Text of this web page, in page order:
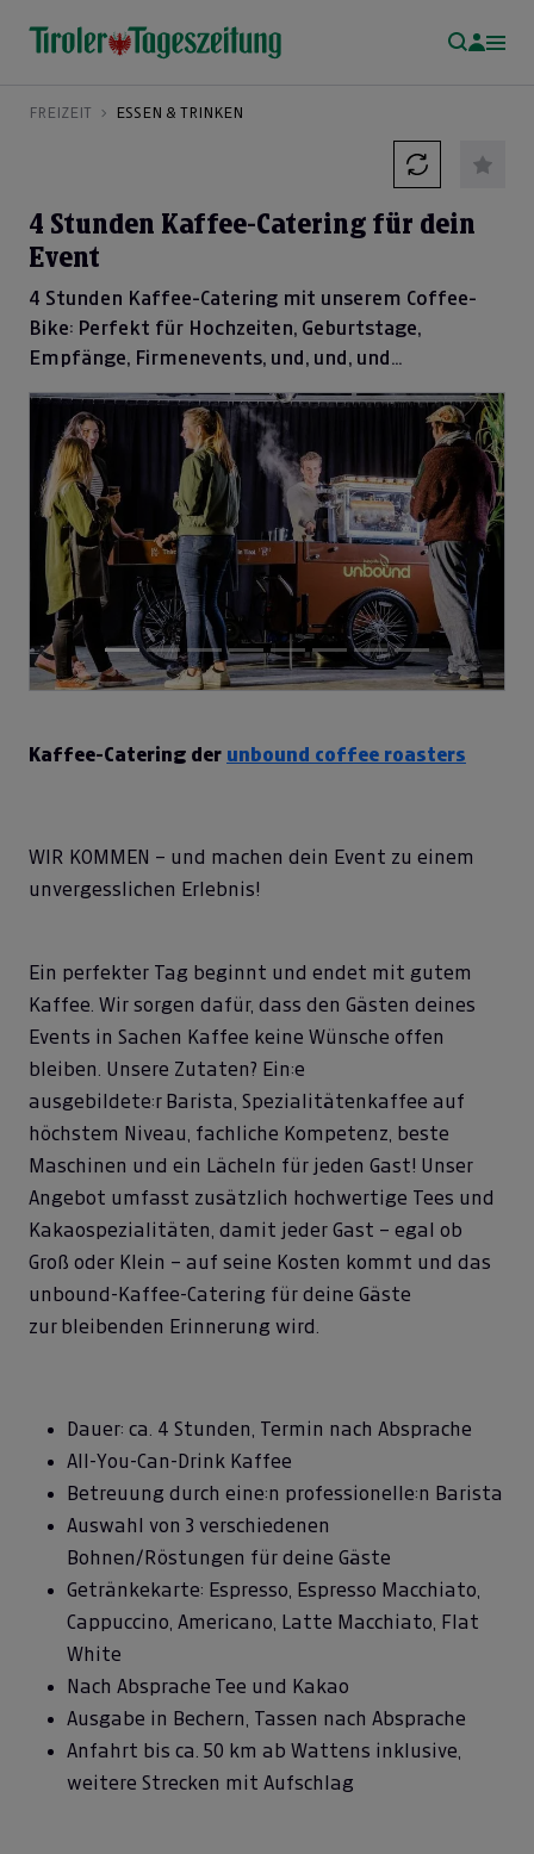
FREIZEIT ESSEN & TRINKEN
4 Stunden Kaffee-Catering für dein
Event
4 Stunden Kaffee-Catering mit unserem Coffee-
Bike: Perfekt für Hochzeiten, Geburtstage,
Empfänge, Firmenevents, und, und, und...
Previous Next
Kaffee-Catering der unbound coffee roasters
WIR KOMMEN – und machen dein Event zu einem
unvergesslichen Erlebnis!
Ein perfekter Tag beginnt und endet mit gutem
Kaffee. Wir sorgen dafür, dass den Gästen deines
Events in Sachen Kaffee keine Wünsche offen
bleiben. Unsere Zutaten? Ein:e
ausgebildete:r Barista, Spezialitätenkaffee auf
höchstem Niveau, fachliche Kompetenz, beste
Maschinen und ein Lächeln für jeden Gast! Unser
Angebot umfasst zusätzlich hochwertige Tees und
Kakaospezialitäten, damit jeder Gast – egal ob
Groß oder Klein – auf seine Kosten kommt und das
unbound-Kaffee-Catering für deine Gäste
zur bleibenden Erinnerung wird.
Dauer: ca. 4 Stunden, Termin nach Absprache
All-You-Can-Drink Kaffee
Betreuung durch eine:n professionelle:n Barista
Auswahl von 3 verschiedenen
Bohnen/Röstungen für deine Gäste
Getränkekarte: Espresso, Espresso Macchiato,
Cappuccino, Americano, Latte Macchiato, Flat
White
Nach Absprache Tee und Kakao
Ausgabe in Bechern, Tassen nach Absprache
Anfahrt bis ca. 50 km ab Wattens inklusive,
weitere Strecken mit Aufschlag